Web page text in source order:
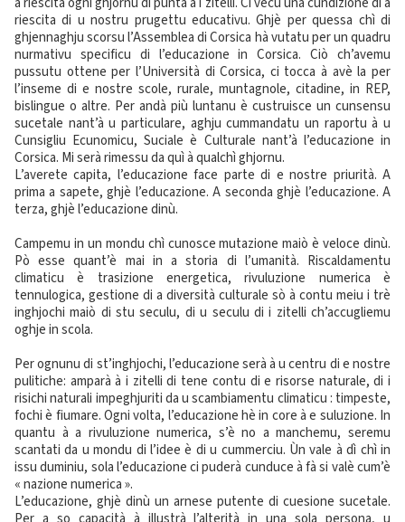
riescita di u nostru prugettu educativu. Ghjè per quessa chì di
ghjennaghju scorsu l’Assemblea di Corsica hà vutatu per un quadru
nurmativu specificu di l’educazione in Corsica. Ciò ch’avemu
pussutu ottene per l’Università di Corsica, ci tocca à avè la per
l’inseme di e nostre scole, rurale, muntagnole, citadine, in REP,
bislingue o altre. Per andà più luntanu è custruisce un cunsensu
sucetale nant’à u particulare, aghju cummandatu un raportu à u
Cunsigliu Ecunomicu, Suciale è Culturale nant’à l’educazione in
Corsica. Mi serà rimessu da quì à qualchì ghjornu.
L’averete capita, l’educazione face parte di e nostre priurità. A
prima a sapete, ghjè l’educazione. A seconda ghjè l’educazione. A
terza, ghjè l’educazione dinù.
Campemu in un mondu chì cunosce mutazione maiò è veloce dinù.
Pò esse quant’è mai in a storia di l’umanità. Riscaldamentu
climaticu è trasizione energetica, rivuluzione numerica è
tennulogica, gestione di a diversità culturale sò à contu meiu i trè
inghjochi maiò di stu seculu, di u seculu di i zitelli ch’accugliemu
oghje in scola.
Per ognunu di st’inghjochi, l’educazione serà à u centru di e nostre
pulitiche: amparà à i zitelli di tene contu di e risorse naturale, di i
risichi naturali impeghjuriti da u scambiamentu climaticu : timpeste,
fochi è fiumare. Ogni volta, l’educazione hè in core à e suluzione. In
quantu à a rivuluzione numerica, s’è no a manchemu, seremu
scantati da u mondu di l’idee è di u cummerciu. Ùn vale à dì chì in
issu duminiu, sola l’educazione ci puderà cunduce à fà si valè cum’è
« nazione numerica ».
L’educazione, ghjè dinù un arnese putente di cuesione sucetale.